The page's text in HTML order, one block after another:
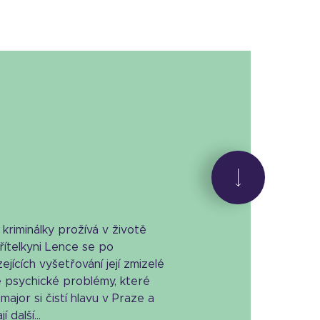
prožívá v životě
Lence se po
vyšetřování její zmizelé
problémy, které
si čistí hlavu v Praze a
další...